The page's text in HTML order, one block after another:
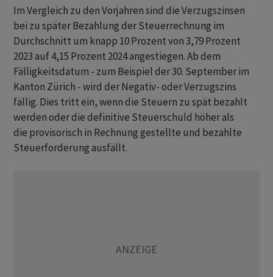
Im Vergleich zu den Vorjahren sind die Verzugszinsen
bei zu später Bezahlung der Steuerrechnung im
Durchschnitt um knapp 10 Prozent von 3,79 Prozent
2023 auf 4,15 Prozent 2024 angestiegen. Ab dem
Fälligkeitsdatum - zum Beispiel der 30. September im
Kanton Zürich - wird der Negativ- oder Verzugszins
fällig. Dies tritt ein, wenn die Steuern zu spät bezahlt
werden oder die definitive Steuerschuld höher als
die provisorisch in Rechnung gestellte und bezahlte
Steuerforderung ausfällt.